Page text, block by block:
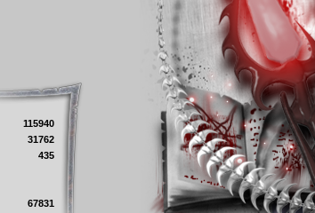
115940
31762
435
67831